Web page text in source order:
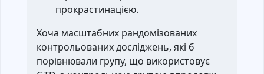
прокрастинацією.
Хоча масштабних рандомізованих
контрольованих досліджень, які б
порівнювали групу, що використовує